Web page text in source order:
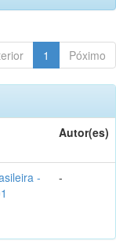
1 Póximo
Autor(es)
-
-